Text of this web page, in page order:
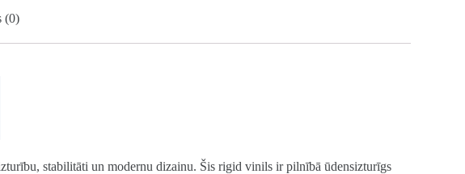
(0)
stabilitāti un modernu dizainu. Šis rigid vinils ir pilnībā ūdensizturīgs